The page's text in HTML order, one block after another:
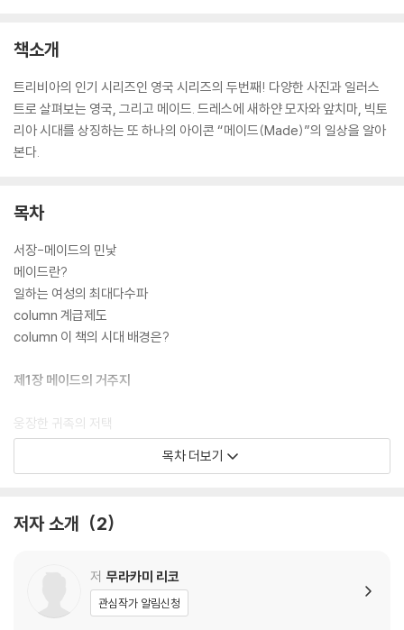
책소개
트리비아의 인기 시리즈인 영국 시리즈의 두번째! 다양한 사진과 일러스
트로 살펴보는 영국, 그리고 메이드. 드레스에 새하얀 모자와 앞치마, 빅토
리아 시대를 상징하는 또 하나의 아이콘 “메이드(Made)”의 일상을 알아
본다.
목차
서장-메이드의 민낯
메이드란?
일하는 여성의 최대다수파
column 계급제도
column 이 책의 시대 배경은?
제1장 메이드의 거주지
웅장한 귀족의 저택
컨트리 하우스의 「앞쪽」과 「뒤쪽」
column 영국 메이드의 욕실 · 화장실 사정
제2장 메이드의 시작
「집을 떠나」
목차 더보기
저자 소개 2
저 무라카미 리코
관심작가 알림신청